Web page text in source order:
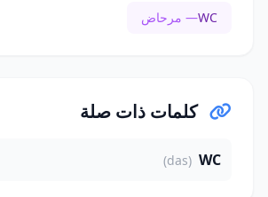
WC— مرحاض
كلمات ذات صلة
WC
(das)